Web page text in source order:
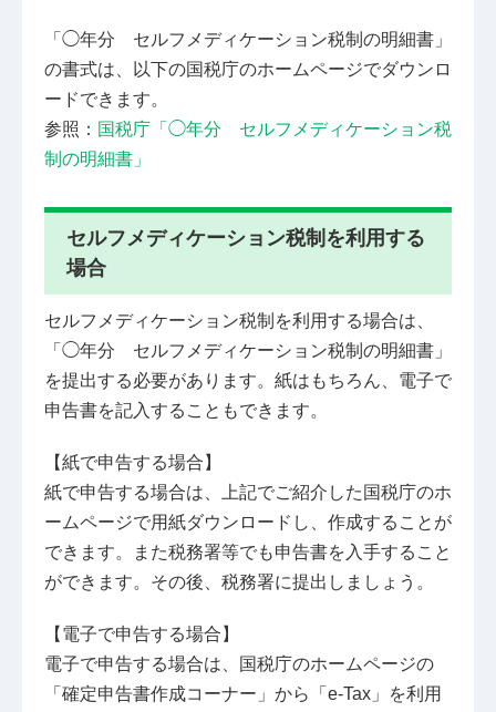
「◯年分 セルフメディケーション税制の明細書」
の書式は、以下の国税庁のホームページでダウンロ
ードできます。
参照： 国税庁「◯年分 セルフメディケーション税
制の明細書」
セルフメディケーション税制を利用する
場合
セルフメディケーション税制を利用する場合は、
「◯年分 セルフメディケーション税制の明細書」
を提出する必要があります。紙はもちろん、電子で
申告書を記入することもできます。
【紙で申告する場合】
紙で申告する場合は、上記でご紹介した国税庁のホ
ームページで用紙ダウンロードし、作成することが
できます。また税務署等でも申告書を入手すること
ができます。その後、税務署に提出しましょう。
【電子で申告する場合】
電子で申告する場合は、国税庁のホームページの
「確定申告書作成コーナー」から「e-Tax」を利用